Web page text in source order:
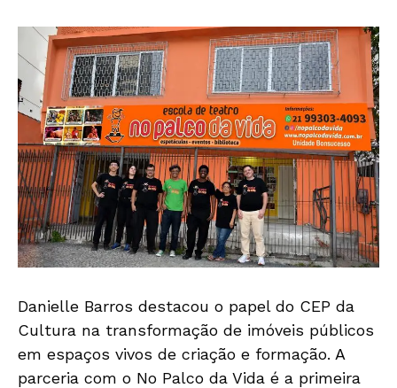
Danielle Barros destacou o papel do CEP da
Cultura na transformação de imóveis públicos
em espaços vivos de criação e formação. A
parceria com o No Palco da Vida é a primeira